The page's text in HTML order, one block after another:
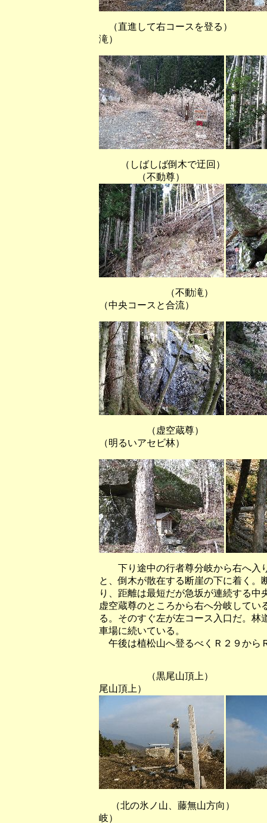
（直進して右コースを登
滝）
（しばしば倒木
（不動尊）
（不動滝）
（中央コースと合流）
（虚空蔵
（明るいアセビ林）
下り途中の行者尊分岐から右へ入
と、倒木が散在する断崖の下に着く
り、距離は最短だが急坂が連続する
虚空蔵尊のところから右へ分岐して
る。そのすぐ左が左コース入口だ。
車場に続いている。
午後は植松山へ登るべくＲ２９から
（黒尾山頂上）
尾山頂上）
（北の氷ノ山、藤無山方向）
岐）